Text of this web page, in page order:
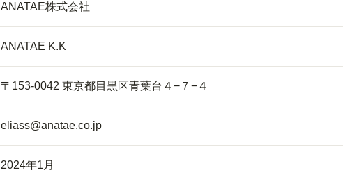
ANATAE株式会社
ANATAE K.K
〒153-0042 東京都目黒区青葉台４−７−４
eliass@anatae.co.jp
2024年1月